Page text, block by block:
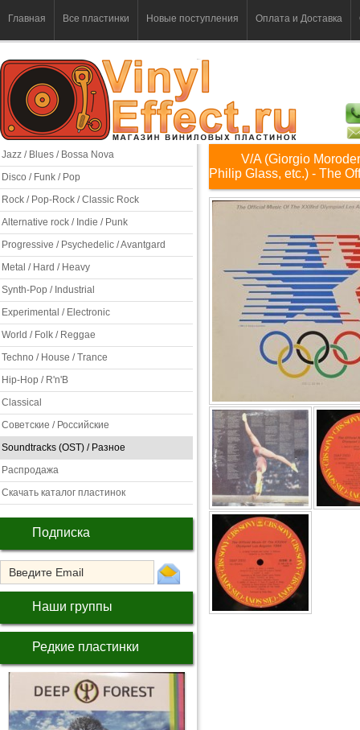
Главная Все пластинки Новые поступления Оплата и Доставка
Jazz / Blues / Bossa Nova
Disco / Funk / Pop
Rock / Pop-Rock / Classic Rock
Alternative rock / Indie / Punk
Progressive / Psychedelic / Avantgard
Metal / Hard / Heavy
Synth-Pop / Industrial
Experimental / Electronic
World / Folk / Reggae
Techno / House / Trance
Hip-Hop / R'n'B
Classical
Советские / Российские
Soundtracks (OST) / Разное
Распродажа
Скачать каталог пластинок
Подписка
Наши группы
Редкие пластинки
V/A (Giorgio
Philip Glass, etc.) - The